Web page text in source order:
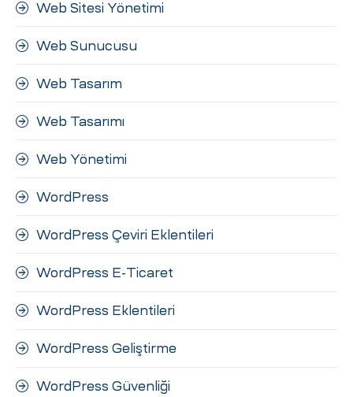
Web Sitesi Yönetimi
Web Sunucusu
Web Tasarım
Web Tasarımı
Web Yönetimi
WordPress
WordPress Çeviri Eklentileri
WordPress E-Ticaret
WordPress Eklentileri
WordPress Geliştirme
WordPress Güvenliği